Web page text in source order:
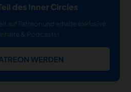
des Inner Circles
auf Patreon und erhalte exklusive
& Podcasts!
WERDEN